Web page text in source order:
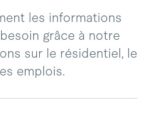
les informations
grâce à notre
sur le résidentiel, le
emplois.